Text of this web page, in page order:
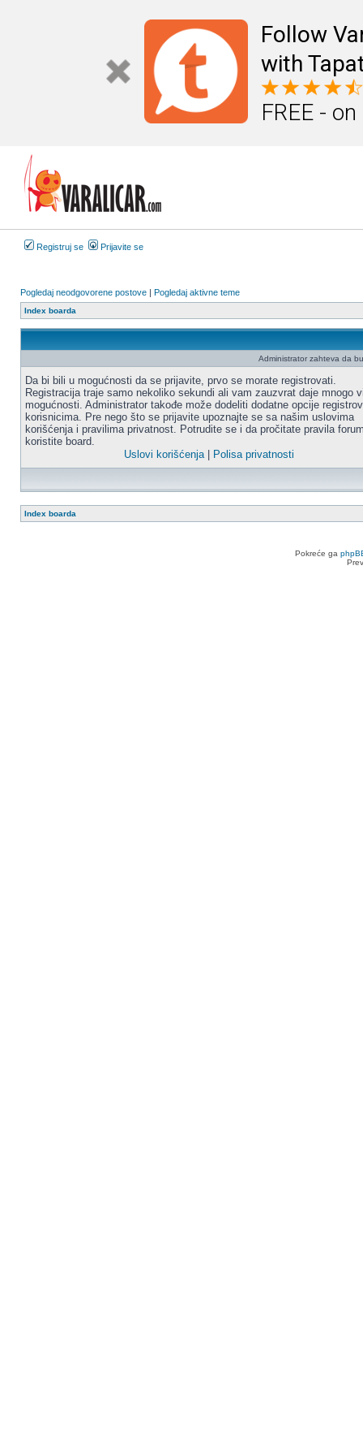
Follow
with
FREE -
Registruj se Prijavite se
Pogledaj neodgovorene postove | Pogledaj aktivne teme
Index boarda
Administrator zahteva da
Da bi bili u mogućnosti da se prijavite, prvo se morate registrovati.
Registracija traje samo nekoliko sekundi ali vam zauzvrat daje mnogo
mogućnosti. Administrator takođe može dodeliti dodatne opcije
korisnicima. Pre nego što se prijavite upoznajte se sa našim uslovima
korišćenja i pravilima privatnost. Potrudite se i da pročitate pravila
koristite board.
Uslovi korišćenja| Polisa privatnosti
Index boarda
Pokreće ga